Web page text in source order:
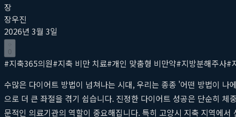
장
장우진
2026년 3월 3일
0
#지축365의원#지축 비만 치료#개인 맞춤형 비만약#지방분해주사#
수많은 다이어트 방법이 넘쳐나는 시대, 우리는 종종 '어떤 방법이
으로 더 큰 좌절을 겪기 쉽습니다. 진정한 다이어트 성공은 단순히
문적인 의료기관의 역할이 중요해집니다. 특히 고양시 지축 지역에